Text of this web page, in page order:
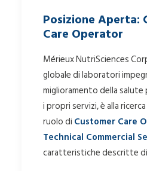
Posizione Aperta:
Care Operator
Mérieux NutriSciences
globale di laboratori
miglioramento della
i propri servizi, è alla
ruolo di Customer Care
Technical Commercial
caratteristiche descritte